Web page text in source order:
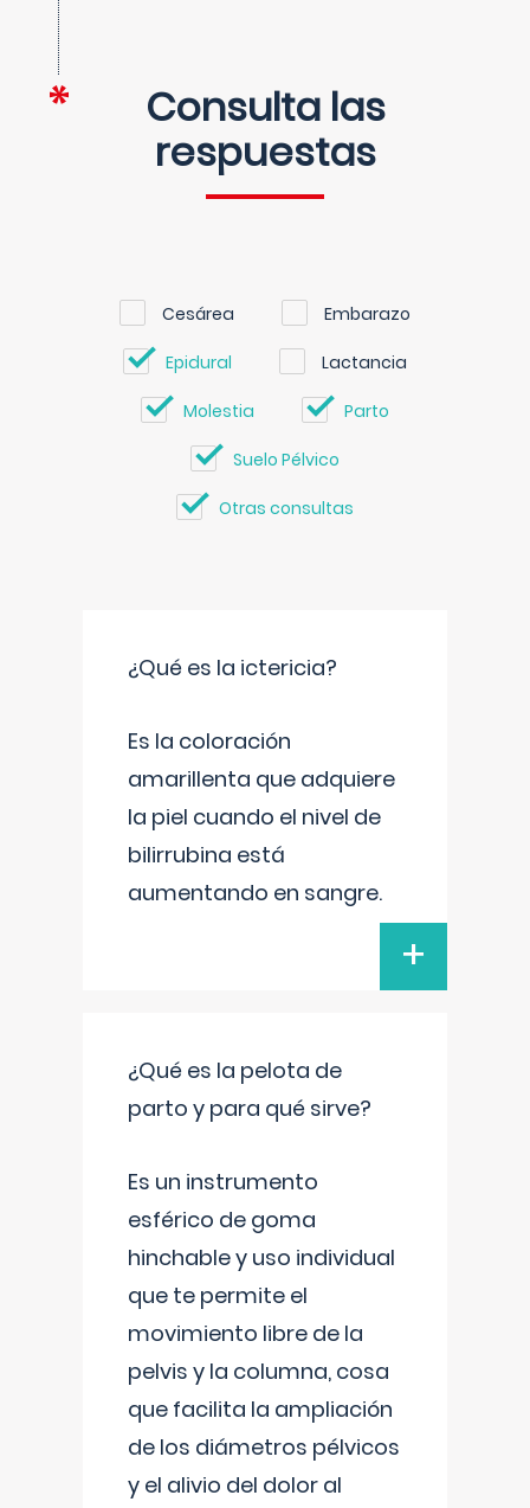
Consulta las
respuestas
Cesárea Embarazo
Epidural Lactancia
Molestia Parto
Suelo Pélvico
Otras consultas
¿Qué es la ictericia?
Es la coloración
amarillenta que adquiere
la piel cuando el nivel de
bilirrubina está
aumentando en sangre.
+
¿Qué es la pelota de
parto y para qué sirve?
Es un instrumento
esférico de goma
hinchable y uso individual
que te permite el
movimiento libre de la
pelvis y la columna, cosa
que facilita la ampliación
de los diámetros pélvicos
y el alivio del dolor al